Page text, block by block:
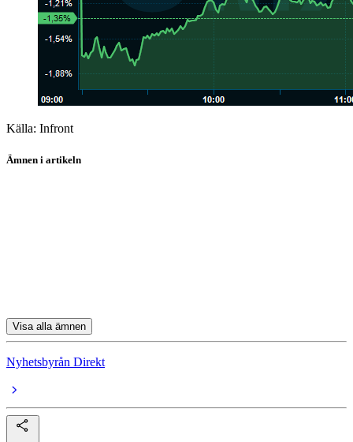
Källa: Infront
Ämnen i artikeln
Visa alla ämnen
Nyhetsbyrån Direkt